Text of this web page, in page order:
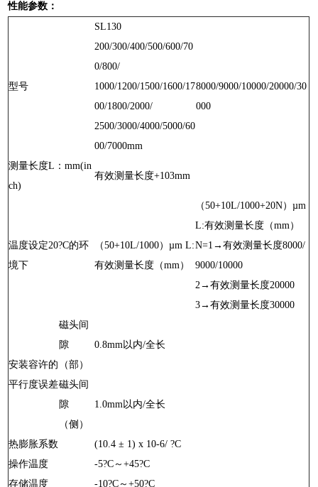
性能参数：
型号
SL130
200/300/400/500/600/70
0/800/
8000/9000/10000/20000/30
000
1000/1200/1500/1600/17
00/1800/2000/
2500/3000/4000/5000/60
00/7000mm
测量长度L：mm(in
ch)
有效测量长度+103mm
温度设定20?C的环
境下
（50+10L/1000）µm L:
有效测量长度（mm）
（50+10L/1000+20N）µm
L:有效测量长度（mm）
N=1→有效测量长度8000/
9000/10000
2→有效测量长度20000
3→有效测量长度30000
安装容许的
平行度误差
磁头间
隙
（部）
0.8mm以内/全长
磁头间
隙
（侧）
1.0mm以内/全长
热膨胀系数
(10.4 ± 1) x 10-6/ ?C
操作温度
-5?C～+45?C
存储温度
-10?C～+50?C